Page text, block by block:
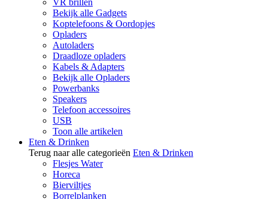
VR brillen
Bekijk alle Gadgets
Koptelefoons & Oordopjes
Opladers
Autoladers
Draadloze opladers
Kabels & Adapters
Bekijk alle Opladers
Powerbanks
Speakers
Telefoon accessoires
USB
Toon alle artikelen
Eten & Drinken
Terug naar alle categorieën Eten & Drinken
Flesjes Water
Horeca
Bierviltjes
Borrelplanken